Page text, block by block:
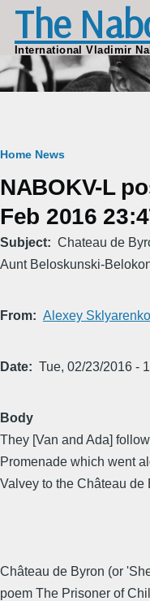
Skip to main content
The
International Vladimir
Breadcrumb
Home News
NABOKV-L
Feb 2016
Subject
Chateau de
Aunt Beloskunski-
From Alexey Sklyarenko
Date Tue, 02/23/2016 -
Body
They [Van and Ada]
Promenade which went
Valvey to the Château de
Château de Byron (or
poem The Prisoner of